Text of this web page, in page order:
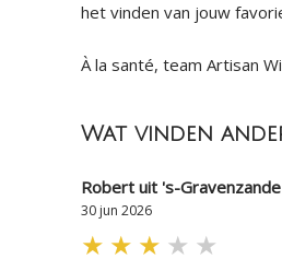
het vinden van jouw
À la santé, team Artisan
Wat vinden
Robert uit 's-Gravenzande
30 jun 2026
★ ★ ★ ★ ★